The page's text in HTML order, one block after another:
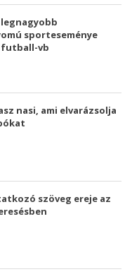
sporteseménye
futball-vb
nasi, ami elvarázsolja
szöveg ereje az